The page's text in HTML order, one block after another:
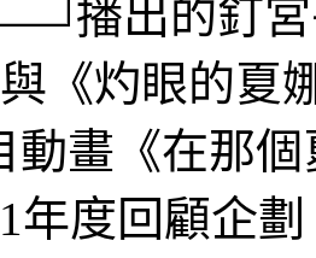
播出的釘
《灼眼的
動畫《在那
年度回顧企